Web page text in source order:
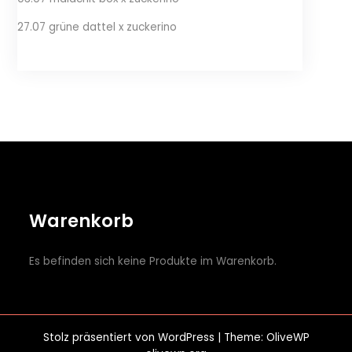
27.07 grüne dattel x zuckerino
Warenkorb
Es befinden sich keine Produkte im Warenkorb.
Stolz präsentiert von WordPress | Theme: OliveWP